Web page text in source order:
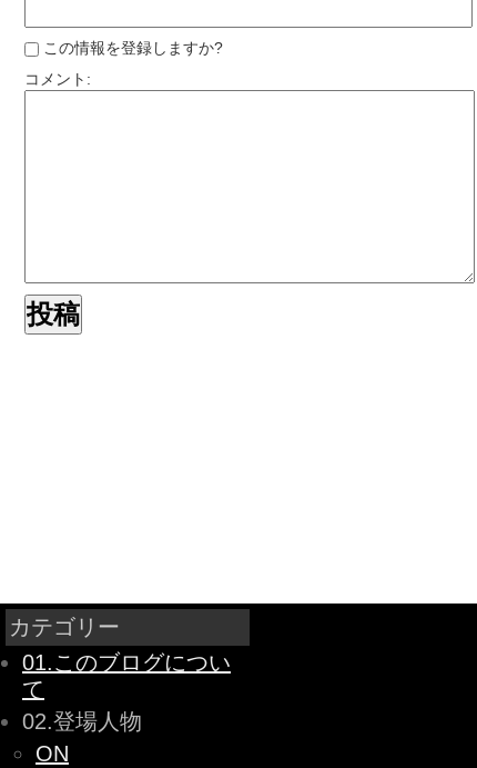
この情報を登録しますか?
コメント:
カテゴリー
01.このブログについ
て
02.登場人物
ON